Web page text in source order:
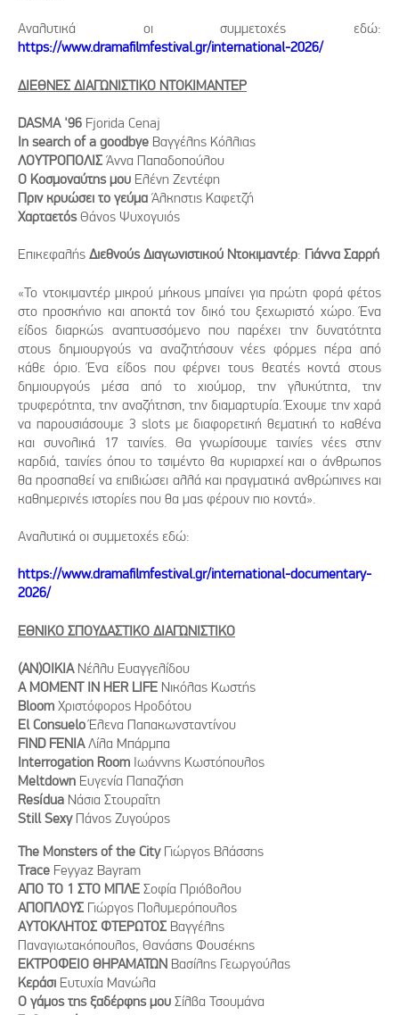
Αναλυτικά οι συμμετοχές εδώ:
https://www.dramafilmfestival.gr/international-2026/
ΔΙΕΘΝΕΣ ΔΙΑΓΩΝΙΣΤΙΚΟ ΝΤΟΚΙΜΑΝΤΕΡ
DASMA '96 Fjorida Cenaj
In search of a goodbye Βαγγέλης Κόλλιας
ΛΟΥΤΡΟΠΟΛΙΣ Άννα Παπαδοπούλου
Ο Κοσμοναύτης μου Ελένη Ζεντέφη
Πριν κρυώσει το γεύμα Άλκηστις Καφετζή
ΧαρταετόςΘάνος Ψυχογυιός
Επικεφαλής Διεθνούς Διαγωνιστικού Ντοκιμαντέρ: Γιάννα Σαρρή
«Το ντοκιμαντέρ μικρού μήκους μπαίνει για πρώτη φορά φέτος
στο προσκήνιο και αποκτά τον δικό του ξεχωριστό χώρο. Ένα
είδος διαρκώς αναπτυσσόμενο που παρέχει την δυνατότητα
στους δημιουργούς να αναζητήσουν νέες φόρμες πέρα από
κάθε όριο. Ένα είδος που φέρνει τους θεατές κοντά στους
δημιουργούς μέσα από το χιούμορ, την γλυκύτητα, την
τρυφερότητα, την αναζήτηση, την διαμαρτυρία. Έχουμε την χαρά
να παρουσιάσουμε 3 slots με διαφορετική θεματική το καθένα
και συνολικά 17 ταινίες. Θα γνωρίσουμε ταινίες νέες στην
καρδιά, ταινίες όπου το τσιμέντο θα κυριαρχεί και ο άνθρωπος
θα προσπαθεί να επιβιώσει αλλά και πραγματικά ανθρώπινες και
καθημερινές ιστορίες που θα μας φέρουν πιο κοντά».
Αναλυτικά οι συμμετοχές εδώ:
https://www.dramafilmfestival.gr/international-documentary-
2026/
ΕΘΝΙΚΟ ΣΠΟΥΔΑΣΤΙΚΟ ΔΙΑΓΩΝΙΣΤΙΚΟ
(AN)OIKIAΝέλλυ Ευαγγελίδου
A MOMENT IN HER LIFE Νικόλας Κωστής
Bloom Χριστόφορος Ηροδότου
El ConsueloΈλενα Παπακωνσταντίνου
FIND FENIAΛίλα Μπάρμπα
Interrogation Room Ιωάννης Κωστόπουλος
Meltdown Ευγενία Παπαζήση
Resídua Νάσια Στουραΐτη
Still SexyΠάνος Ζυγούρος
The Monsters of the CityΓιώργος Βλάσσης
Trace Feyyaz Bayram
ΑΠΟ ΤΟ 1 ΣΤΟ ΜΠΛΕ Σοφία Πριόβολου
ΑΠΟΠΛΟΥΣ Γιώργος Πολυμερόπουλος
ΑΥΤΟΚΛΗΤΟΣ ΦΤΕΡΩΤΟΣ Βαγγέλης
Παναγιωτακόπουλος, Θανάσης Φουσέκης
ΕΚΤΡΟΦΕΙΟ ΘΗΡΑΜΑΤΩΝ Bασίλης Γεωργούλας
Κεράσι Ευτυχία Μανώλα
Ο γάμος της ξαδέρφης μου Σίλβα Τσουμάνα